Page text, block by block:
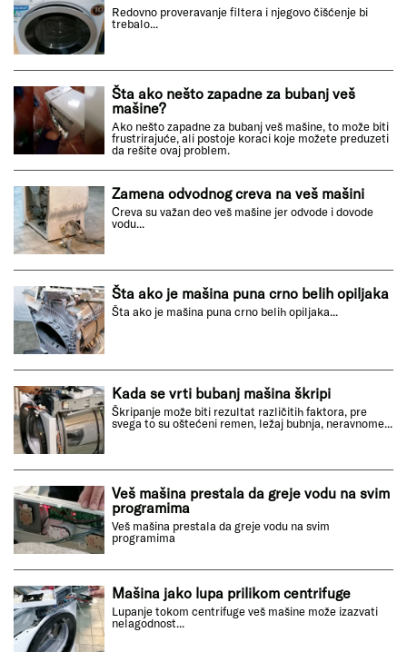
Redovno proveravanje filtera i njegovo čišćenje bi
trebalo...
Šta ako nešto zapadne za bubanj veš
mašine?
Ako nešto zapadne za bubanj veš mašine, to može biti
frustrirajuće, ali postoje koraci koje možete preduzeti
da rešite ovaj problem.
Zamena odvodnog creva na veš mašini
Creva su važan deo veš mašine jer odvode i dovode
vodu...
Šta ako je mašina puna crno belih opiljaka
Šta ako je mašina puna crno belih opiljaka...
Kada se vrti bubanj mašina škripi
Škripanje može biti rezultat različitih faktora, pre
svega to su oštećeni remen, ležaj bubnja, neravnome...
Veš mašina prestala da greje vodu na svim
programima
Veš mašina prestala da greje vodu na svim
programima
Mašina jako lupa prilikom centrifuge
Lupanje tokom centrifuge veš mašine može izazvati
nelagodnost...